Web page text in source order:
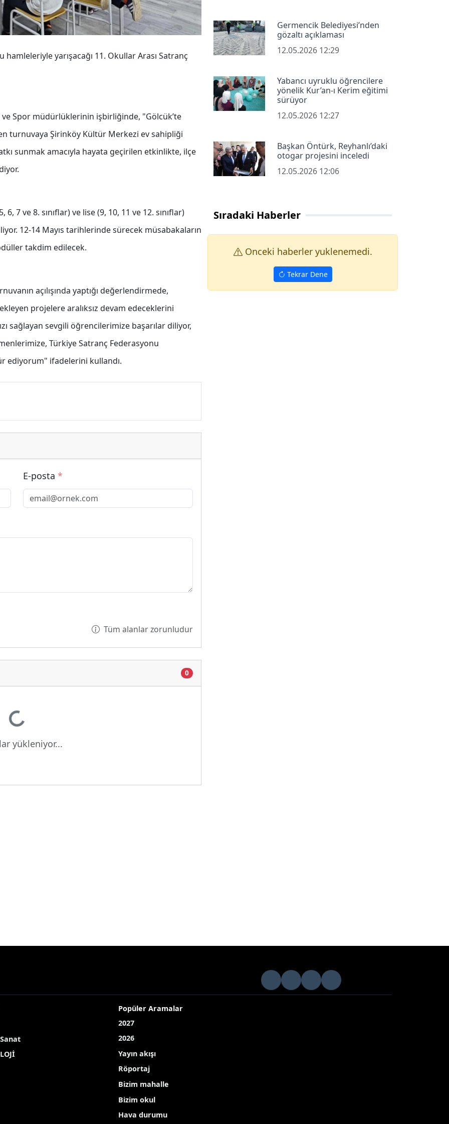
yarışacağı 11. Okullar Arası Satranç
Spor müdürlüklerinin işbirliğinde, "Gölcük’te
turnuvaya Şirinköy Kültür Merkezi ev sahipliği
sunmak amacıyla hayata geçirilen etkinlikte, ilçe
7 ve 8. sınıflar) ve lise (9, 10, 11 ve 12. sınıflar)
12-14 Mayıs tarihlerinde sürecek müsabakaların
takdim edilecek.
açılışında yaptığı değerlendirmede,
projelere aralıksız devam edeceklerini
sağlayan sevgili öğrencilerimize başarılar diliyor,
Türkiye Satranç Federasyonu
ediyorum" ifadelerini kullandı.
E-posta *
Tüm alanlar zorunludur
0
Yükleniyor...yükleniyor...
Germencik Belediyesi’nden
gözaltı açıklaması
12.05.2026 12:29
Yabancı uyruklu öğrencilere
yönelik Kur’an-ı Kerim eğitimi
sürüyor
12.05.2026 12:27
Başkan Öntürk, Reyhanlı’daki
otogar projesini inceledi
12.05.2026 12:06
Sıradaki Haberler
Onceki haberler yuklenemedi.
Tekrar Dene
Popüler Aramalar
2027
2026
Yayın akışı
Röportaj
Bizim mahalle
Bizim okul
Hava durumu